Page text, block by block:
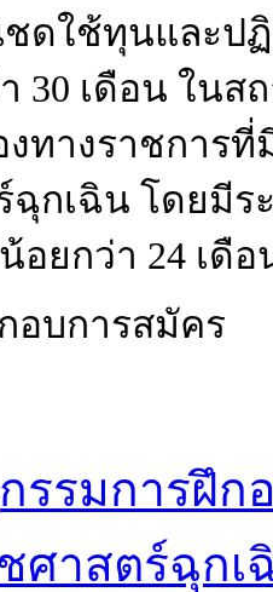
ดใช้ทุนและปฏิ
30 เดือน ใน
ทางราชการ
ฉุกเฉิน โดยมีร
อยกว่า 24 เดื
อบการสมัคร
รมการฝึก
ศาสตร์ฉุกเ